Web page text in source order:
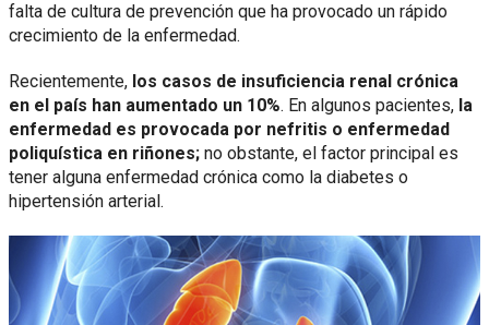
falta de cultura de prevención que ha provocado un rápido
crecimiento de la enfermedad.
Recientemente, los casos de insuficiencia renal crónica
en el país han aumentado un 10%. En algunos pacientes, la
enfermedad es provocada por nefritis o enfermedad
poliquística en riñones; no obstante, el factor principal es
tener alguna enfermedad crónica como la diabetes o
hipertensión arterial.